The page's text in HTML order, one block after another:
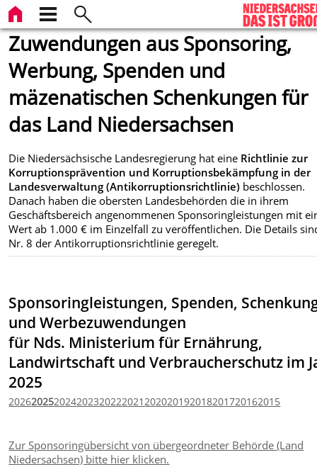
Zuwendungen aus Sponsoring,
Werbung, Spenden und
mäzenatischen Schenkungen für
das Land Niedersachsen
Die Niedersächsische Landesregierung hat eine Richtlinie zur
Korruptionsprävention und Korruptionsbekämpfung in der
Landesverwaltung (Antikorruptionsrichtlinie) beschlossen.
Danach haben die obersten Landesbehörden die in ihrem
Geschäftsbereich angenommenen Sponsoringleistungen mit
Wert ab 1.000 € im Einzelfall zu veröffentlichen. Die Details
Nr. 8 der Antikorruptionsrichtlinie geregelt.
Sponsoringleistungen, Spenden,
und Werbezuwendungen
für Nds. Ministerium für Ernährung,
Landwirtschaft und Verbraucherschutz im
2025
202620252024202320222021202020192018201720162015
Zur Sponsoringübersicht von übergeordneter Behörde (Land
Niedersachsen) bitte hier klicken.